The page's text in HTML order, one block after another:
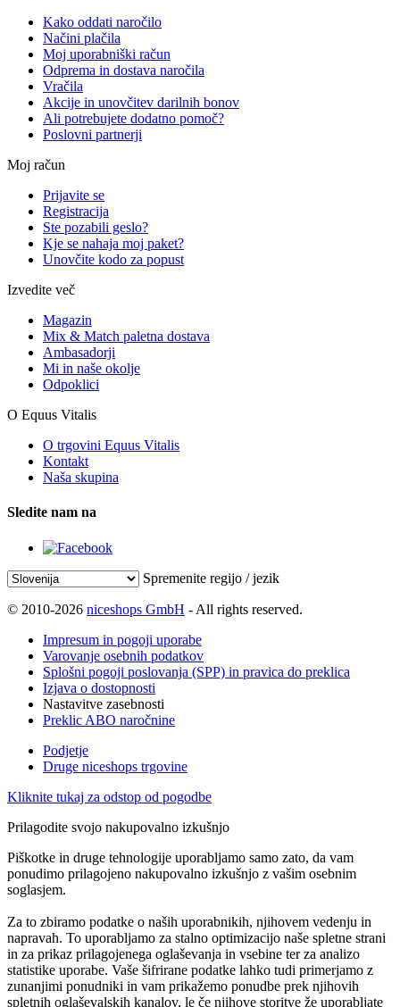
Kako oddati naročilo
Načini plačila
Moj uporabniški račun
Odprema in dostava naročila
Vračila
Akcije in unovčitev darilnih bonov
Ali potrebujete dodatno pomoč?
Poslovni partnerji
Moj račun
Prijavite se
Registracija
Ste pozabili geslo?
Kje se nahaja moj paket?
Unovčite kodo za popust
Izvedite več
Magazin
Mix & Match paletna dostava
Ambasadorji
Mi in naše okolje
Odpoklici
O Equus Vitalis
O trgovini Equus Vitalis
Kontakt
Naša skupina
Sledite nam na
Spremenite regijo / jezik
© 2010-2026 niceshops GmbH - All rights reserved.
Impresum in pogoji uporabe
Varovanje osebnih podatkov
Splošni pogoji poslovanja (SPP) in pravica do preklica
Izjava o dostopnosti
Nastavitve zasebnosti
Preklic ABO naročnine
Podjetje
Druge niceshops trgovine
Kliknite tukaj za odstop od pogodbe
Prilagodite svojo nakupovalno izkušnjo
Piškotke in druge tehnologije uporabljamo samo zato, da vam
ponudimo prilagojeno nakupovalno izkušnjo z vašim osebnim
soglasjem.
Za to zbiramo podatke o naših uporabnikih, njihovem vedenju in
napravah. To uporabljamo za stalno optimizacijo naše spletne strani
in za prikaz prilagojenega oglaševanja in vsebine ter za analizo
statistike uporabe. Vaše šifrirane podatke lahko tudi primerjamo z
zunanjimi ponudniki in vam prikažemo ponudbe prek njihovih
spletnih oglaševalskih kanalov, le če njihove storitve že uporabljate